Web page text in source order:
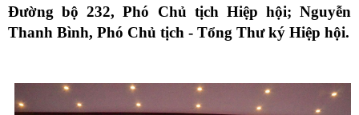
Đường bộ 232, Phó Chủ tịch Hiệp hội; Nguyễn
Thanh Bình, Phó Chủ tịch - Tổng Thư ký Hiệp hội.